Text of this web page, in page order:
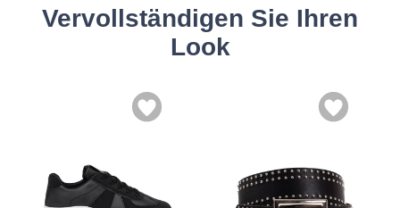
Vervollständigen Sie Ihren
Look